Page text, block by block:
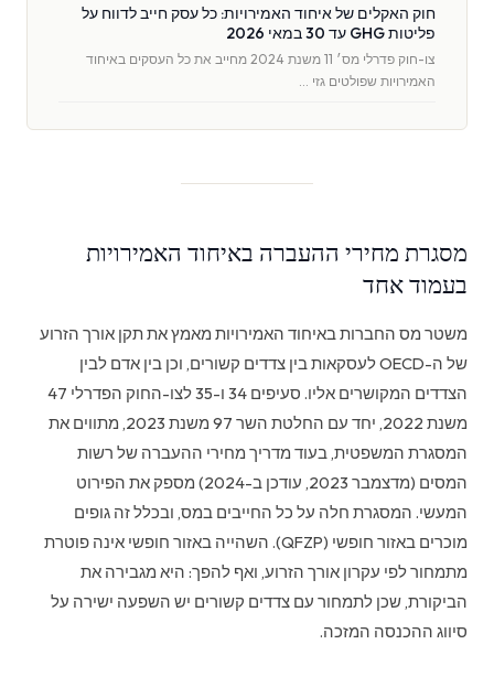
חוק האקלים של איחוד האמירויות: כל עסק חייב לדווח על
פליטות GHG עד 30 במאי 2026
צו-חוק פדרלי מס׳ 11 משנת 2024 מחייב את כל העסקים באיחוד
האמירויות שפולטים גזי …
מסגרת מחירי ההעברה באיחוד האמירויות
בעמוד אחד
משטר מס החברות באיחוד האמירויות מאמץ את תקן אורך הזרוע
של ה-OECD לעסקאות בין צדדים קשורים, וכן בין אדם לבין
הצדדים המקושרים אליו. סעיפים 34 ו-35 לצו-החוק הפדרלי 47
משנת 2022, יחד עם החלטת השר 97 משנת 2023, מתווים את
המסגרת המשפטית, בעוד מדריך מחירי ההעברה של רשות
המסים (מדצמבר 2023, עודכן ב-2024) מספק את הפירוט
המעשי. המסגרת חלה על כל החייבים במס, ובכלל זה גופים
מוכרים באזור חופשי (QFZP). השהייה באזור חופשי אינה פוטרת
מתמחור לפי עקרון אורך הזרוע, ואף להפך: היא מגבירה את
הביקורת, שכן לתמחור עם צדדים קשורים יש השפעה ישירה על
סיווג ההכנסה המזכה.